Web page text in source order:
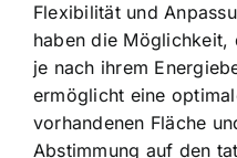
Flexibilität und
haben die Möglichkeit,
je nach ihrem
ermöglicht eine
vorhandenen Fläche
Abstimmung auf den